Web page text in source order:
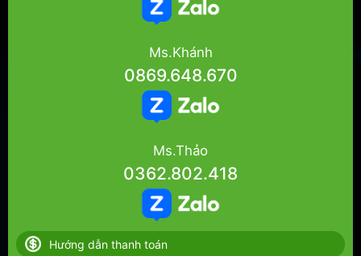
Ms.Khánh
0869.648.670
Ms.Thảo
0362.802.418
Hướng dẫn thanh toán